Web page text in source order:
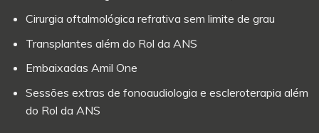
Cirurgia oftalmológica refrativa sem limite de grau
Transplantes além do Rol da ANS
Embaixadas Amil One
Sessões extras de fonoaudiologia e escleroterapia além
do Rol da ANS